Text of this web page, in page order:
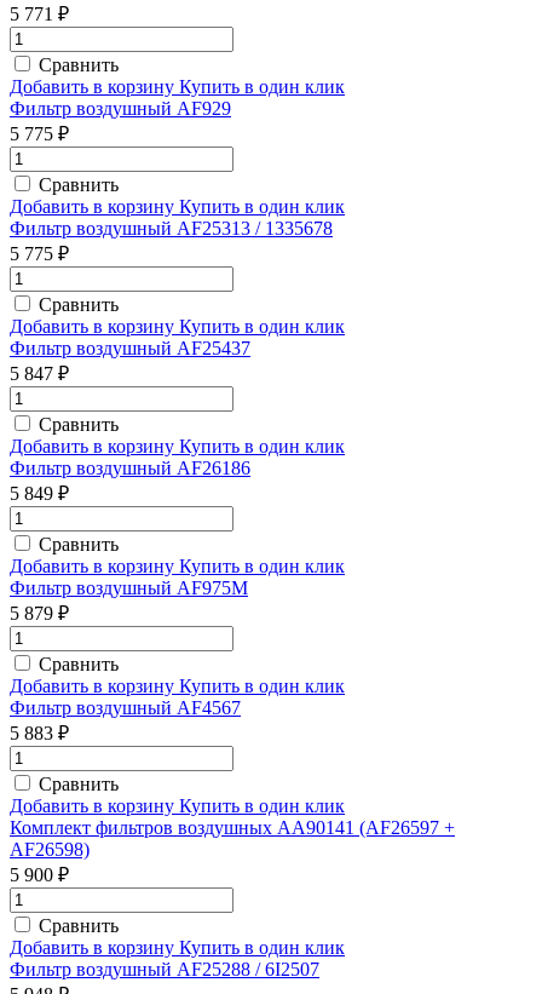
5 771 ₽
Сравнить
Добавить в корзину Купить в один клик
Фильтр воздушный AF929
5 775 ₽
Сравнить
Добавить в корзину Купить в один клик
Фильтр воздушный AF25313 / 1335678
5 775 ₽
Сравнить
Добавить в корзину Купить в один клик
Фильтр воздушный AF25437
5 847 ₽
Сравнить
Добавить в корзину Купить в один клик
Фильтр воздушный AF26186
5 849 ₽
Сравнить
Добавить в корзину Купить в один клик
Фильтр воздушный AF975M
5 879 ₽
Сравнить
Добавить в корзину Купить в один клик
Фильтр воздушный AF4567
5 883 ₽
Сравнить
Добавить в корзину Купить в один клик
Комплект фильтров воздушных AA90141 (AF26597 +
AF26598)
5 900 ₽
Сравнить
Добавить в корзину Купить в один клик
Фильтр воздушный AF25288 / 6I2507